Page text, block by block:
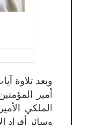
وبعد تلاوة
أمير
الملكي
وسائر أفراد